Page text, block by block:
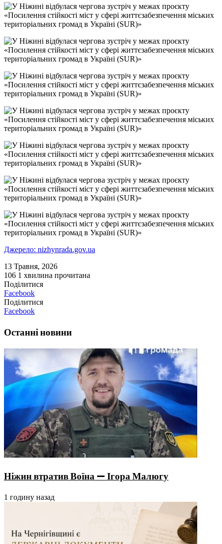
Джерело: nizhynrada.gov.ua
13 Травня, 2026
106 1 хвилина прочитана
Поділитися
Facebook
Поділитися
Facebook
Останні новини
Ніжин втратив Воїна — Ігора Малюгу
1 годину назад